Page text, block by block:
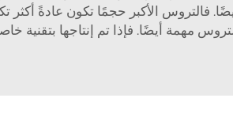
فالتروس الأكبر حجمًا تكون عادةً أكثر
مهمة أيضًا. فإذا تم إنتاجها بتقنية